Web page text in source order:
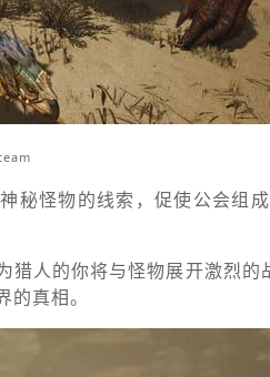
秘怪物的线索，促使公会组
猎人的你将与怪物展开激烈的
真相。